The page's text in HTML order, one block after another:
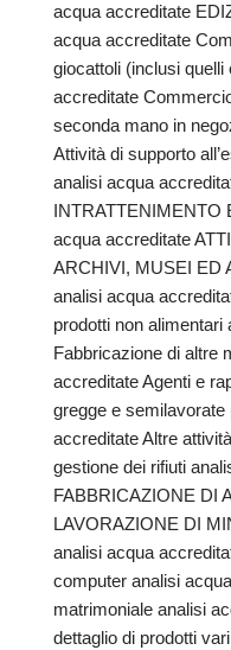
acqua accreditate
acqua accreditate
giocattoli (inclusi
accreditate
seconda mano in
Attività di supporto
analisi acqua
INTRATTENIMENTO
acqua accreditate
ARCHIVI, MUSEI ED
analisi acqua
prodotti non
Fabbricazione di altre
accreditate Agenti e
gregge e
accreditate Altre
gestione dei rifiuti
FABBRICAZIONE DI
LAVORAZIONE DI
analisi acqua
computer analisi
matrimoniale analisi
dettaglio di prodotti